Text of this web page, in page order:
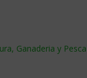
Ganaderia y Pesca